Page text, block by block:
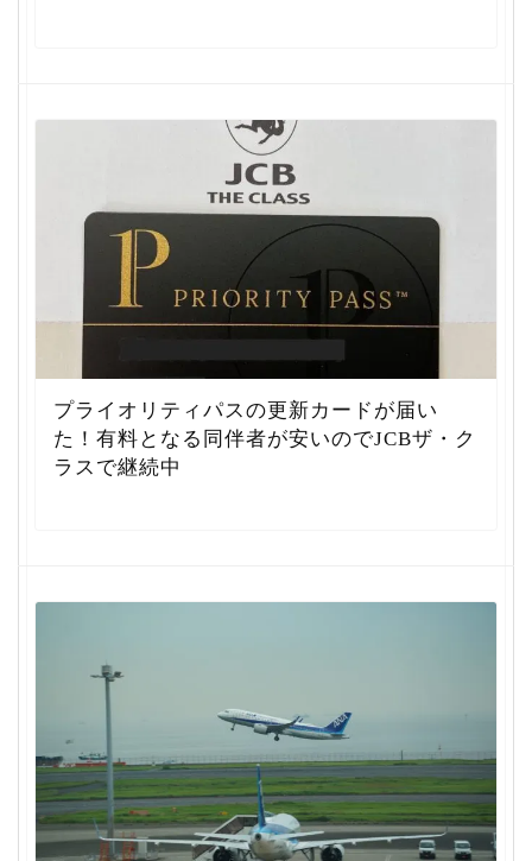
プライオリティパスの更新カードが届い
た！有料となる同伴者が安いのでJCBザ・ク
ラスで継続中